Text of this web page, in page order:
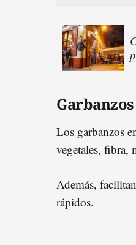
Los garbanzos
vegetales, fibra,
Además,
rápidos.